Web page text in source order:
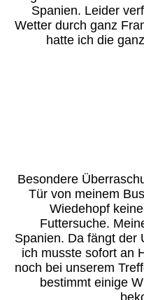
Spanien. Leider
Wetter durch ganz
hatte ich die
Besondere
Tür von meinem
Wiedehopf
Futtersuche.
Spanien. Da fängt der
ich musste sofort an
noch bei unserem
bestimmt einige